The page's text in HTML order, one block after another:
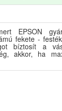
EPSON
fekete -
bíztosít a
akkor, ha